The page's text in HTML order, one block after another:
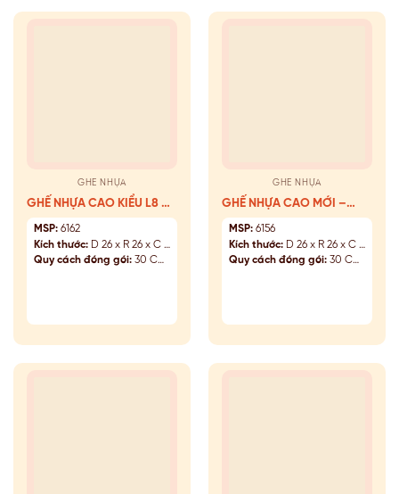
GHẾ NHỰA
GHẾ NHỰA CAO KIỂU L8 –
6162
MSP: 6162
Kích thước: D 26 x R 26 x C 45 (cm)
Quy cách đóng gói: 30 Cái/Kiện
GHẾ NHỰA
GHẾ NHỰA CAO MỚI –
6156
MSP: 6156
Kích thước: D 26 x R 26 x C 45 (cm)
Quy cách đóng gói: 30 Cái/Kiện